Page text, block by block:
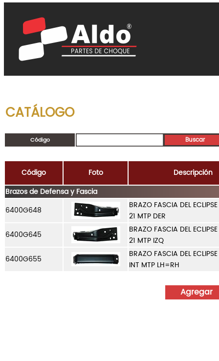
CATÁLOGO
Código
Código Foto
Descripción
Brazos de Defensa y Fascia
6400G648
BRAZO FASCIA DEL
21 MTP DER
6400G645
BRAZO FASCIA DEL
21 MTP IZQ
6400G655
BRAZO FASCIA DEL
INT MTP LH=RH